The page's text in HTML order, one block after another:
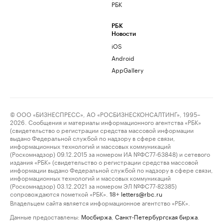
РБК
РБК
Новости
iOS
Android
AppGallery
© ООО «БИЗНЕСПРЕСС», АО «РОСБИЗНЕСКОНСАЛТИНГ», 1995–
2026. Сообщения и материалы информационного агентства «РБК»
(свидетельство о регистрации средства массовой информации
выдано Федеральной службой по надзору в сфере связи,
информационных технологий и массовых коммуникаций
(Роскомнадзор) 09.12.2015 за номером ИА №ФС77-63848) и сетевого
издания «РБК» (свидетельство о регистрации средства массовой
информации выдано Федеральной службой по надзору в сфере связи,
информационных технологий и массовых коммуникаций
(Роскомнадзор) 03.12.2021 за номером ЭЛ №ФС77-82385)
сопровождаются пометкой «РБК».
18+ letters@rbc.ru
Владельцем сайта является информационное агентство «РБК».
Данные предоставлены: Мосбиржа Санкт-Петербургская биржа